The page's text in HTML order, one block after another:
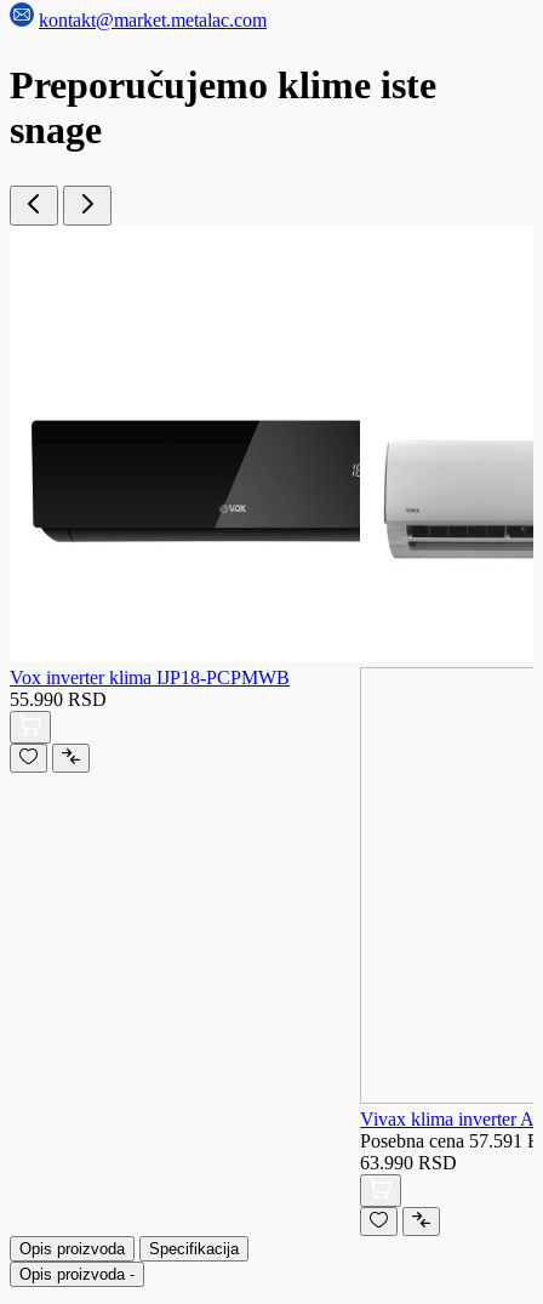
kontakt@market.metalac.com
Preporučujemo klime iste
snage
Vox inverter klima IJP18-PCPMWB
55.990 RSD
Vivax klima inverter
Posebna cena 57.591
63.990 RSD
Opis proizvoda
Specifikacija
Opis proizvoda -